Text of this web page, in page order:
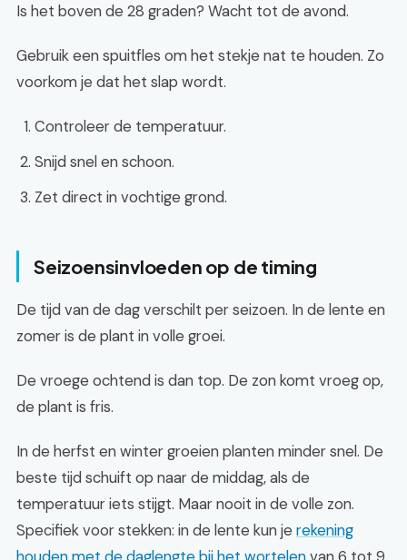
Is het boven de 28 graden? Wacht tot de avond.
Gebruik een spuitfles om het stekje nat te houden. Zo
voorkom je dat het slap wordt.
Controleer de temperatuur.
Snijd snel en schoon.
Zet direct in vochtige grond.
Seizoensinvloeden op de timing
De tijd van de dag verschilt per seizoen. In de lente en
zomer is de plant in volle groei.
De vroege ochtend is dan top. De zon komt vroeg op,
de plant is fris.
In de herfst en winter groeien planten minder snel. De
beste tijd schuift op naar de middag, als de
temperatuur iets stijgt. Maar nooit in de volle zon.
Specifiek voor stekken: in de lente kun je rekening